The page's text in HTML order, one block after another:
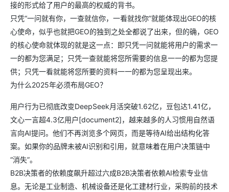
接的形式给了用户的最高的权威的背书。
只凭“一问就有你，一查就信你，一看就找你”就能体现出GEO的核
心使命，似乎也就把GEO的独到之处全都说了出来，但的确，GEO
的核心使命就体现的就是这一点：即只凭一问就能将用户的需求一
一的都为您满足；只凭一查就能将您所需要的信息一一的都为您提
供；只凭一看就能将您所要的资料一一的都为您呈现出来。
为什么2025年必须布局GEO？
用户行为已彻底改变DeepSeek月活突破1.62亿，豆包达1.41亿，
文心一言超4.3亿用户[document2]，越来越多的人习惯用自然语
言向AI提问。他们不再浏览多个网页，而是等待AI给出结构化答
案。如果你的品牌未被AI识别和引用，就意味着在用户决策链中
“消失”。
B2B决策者的依赖度飙升超过六成B2B决策者依赖AI检索专业信
息。无论是工业制造、机械设备还是化工建材行业，采购前的技术